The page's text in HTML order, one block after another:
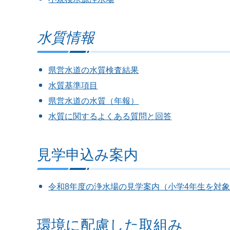
水質情報
県営水道の水質検査結果
水質基準項目
県営水道の水質（年報）
水質に関するよくある質問と回答
見学申込み案内
令和8年度の浄水場の見学案内（小学4年生を対
環境に配慮した取組み